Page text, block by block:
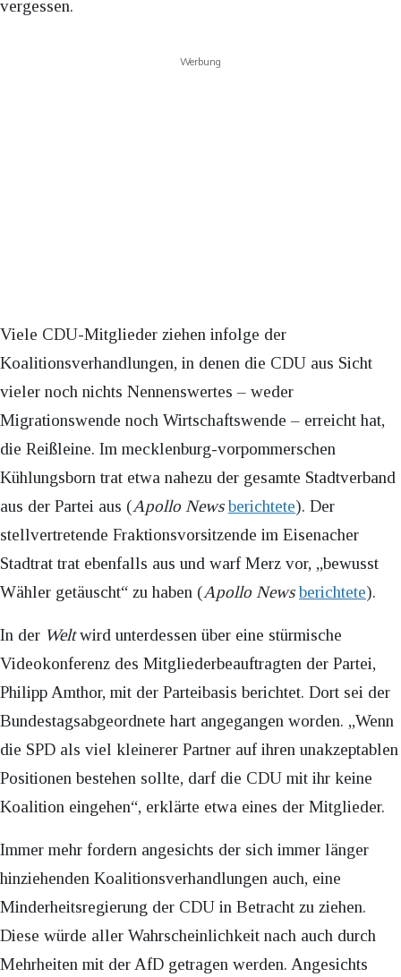
vergessen.
Werbung
Viele CDU-Mitglieder ziehen infolge der
Koalitionsverhandlungen, in denen die CDU aus Sicht
vieler noch nichts Nennenswertes – weder
Migrationswende noch Wirtschaftswende – erreicht hat,
die Reißleine. Im mecklenburg-vorpommerschen
Kühlungsborn trat etwa nahezu der gesamte Stadtverband
aus der Partei aus (Apollo News berichtete). Der
stellvertretende Fraktionsvorsitzende im Eisenacher
Stadtrat trat ebenfalls aus und warf Merz vor, „bewusst
Wähler getäuscht“ zu haben (Apollo News berichtete).
In der Weltwird unterdessen über eine stürmische
Videokonferenz des Mitgliederbeauftragten der Partei,
Philipp Amthor, mit der Parteibasis berichtet. Dort sei der
Bundestagsabgeordnete hart angegangen worden. „Wenn
die SPD als viel kleinerer Partner auf ihren unakzeptablen
Positionen bestehen sollte, darf die CDU mit ihr keine
Koalition eingehen“, erklärte etwa eines der Mitglieder.
Immer mehr fordern angesichts der sich immer länger
hinziehenden Koalitionsverhandlungen auch, eine
Minderheitsregierung der CDU in Betracht zu ziehen.
Diese würde aller Wahrscheinlichkeit nach auch durch
Mehrheiten mit der AfD getragen werden. Angesichts